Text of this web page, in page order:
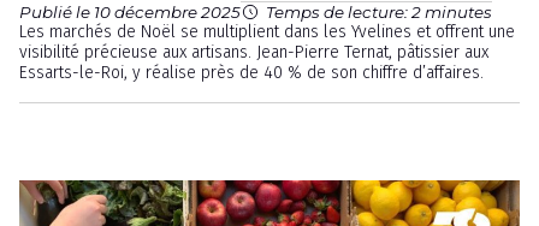
Publié le 10 décembre 2025 Temps de lecture: 2 minutes
Les marchés de Noël se multiplient dans les Yvelines et offrent une
visibilité précieuse aux artisans. Jean-Pierre Ternat, pâtissier aux
Essarts-le-Roi, y réalise près de 40 % de son chiffre d’affaires.